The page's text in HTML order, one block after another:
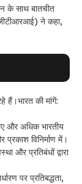
के साथ बातचीत
ने कहा,
हैं।भारत की मांगें:
और अधिक भारतीय
प्रकाश विनिर्माण में।
और प्रतिबंधों द्वारा
पर प्रतिबद्धता,